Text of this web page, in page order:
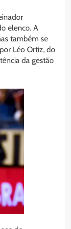
elenco. A
também se
Léo Ortiz, do
da gestão